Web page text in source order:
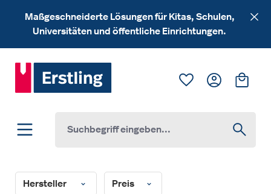
Zum Hauptinhalt springen
Maßgeschneiderte Lösungen für Kitas, Schulen,
Universitäten und öffentliche Einrichtungen.
Du hast 0
Hersteller Preis